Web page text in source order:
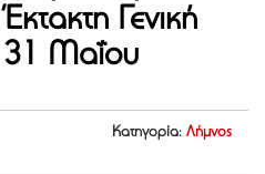
Γενική
31 Μαΐου
Κατηγορία: Λήμνος